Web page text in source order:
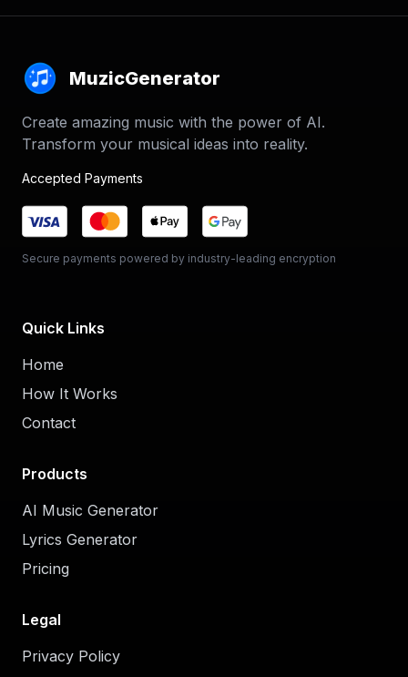
MuzicGenerator
Create amazing music with the power of AI.
Transform your musical ideas into reality.
Accepted Payments
Secure payments powered by industry-leading encryption
Quick Links
Home
How It Works
Contact
Products
AI Music Generator
Lyrics Generator
Pricing
Legal
Privacy Policy